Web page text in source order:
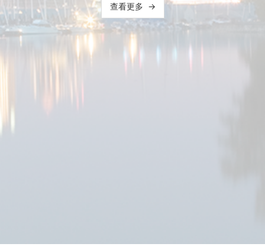
查看更多 →